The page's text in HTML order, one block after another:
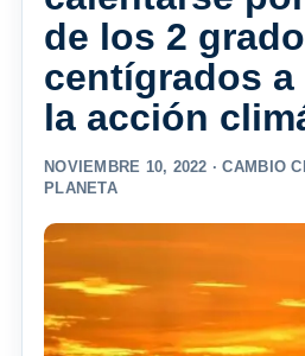
de los 2
centígrados a
la acción
NOVIEMBRE 10, 2022 ·CAMBIO
PLANETA